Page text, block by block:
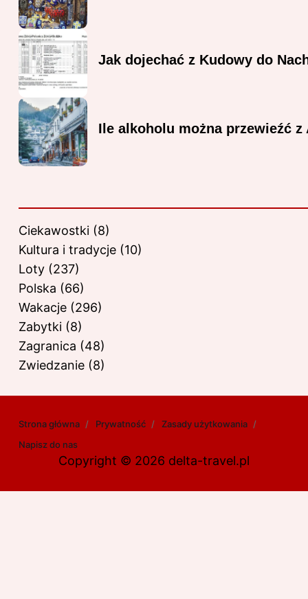
Jak dojechać z Kudowy do
Ile alkoholu można przewieźć
Ciekawostki (8)
Kultura i tradycje (10)
Loty (237)
Polska (66)
Wakacje (296)
Zabytki (8)
Zagranica (48)
Zwiedzanie (8)
Copyright © 2026 delta-travel.pl
Strona główna Prywatność
Zasady użytkowania
Napisz do nas